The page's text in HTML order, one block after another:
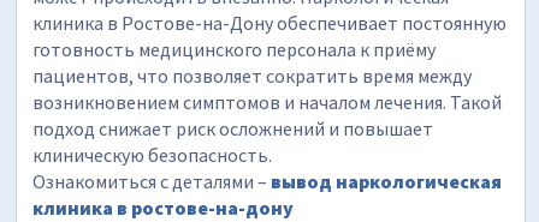
клиника в Ростове-на-Дону обеспечивает постоянную
готовность медицинского персонала к приёму
пациентов, что позволяет сократить время между
возникновением симптомов и началом лечения. Такой
подход снижает риск осложнений и повышает
клиническую безопасность.
Ознакомиться с деталями – вывод наркологическая
клиника в ростове-на-дону